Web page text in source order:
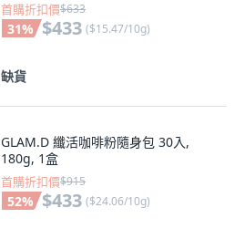
首購折扣價$633
31% $433 ($15.47/10g)
缺貨
GLAM.D 纖活咖啡粉隨身包 30入,
180g, 1盒
首購折扣價$915
52% $433 ($24.06/10g)